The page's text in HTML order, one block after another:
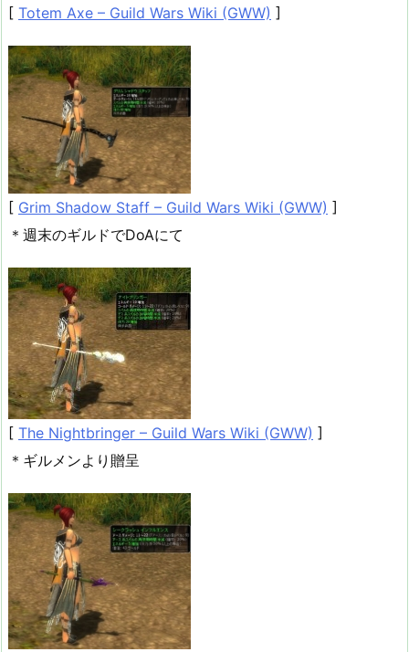
[ Totem Axe – Guild Wars Wiki (GWW) ]
[ Grim Shadow Staff – Guild Wars Wiki (GWW) ]
＊週末のギルドでDoAにて
[ The Nightbringer – Guild Wars Wiki (GWW) ]
＊ギルメンより贈呈